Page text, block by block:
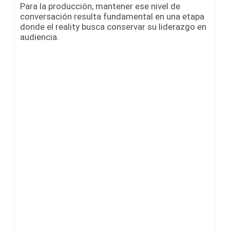
Para la producción, mantener ese nivel de
conversación resulta fundamental en una etapa
donde el reality busca conservar su liderazgo en
audiencia.